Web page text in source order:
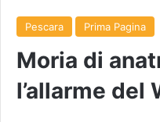
Pescara Prima Pagina
Moria di
l’allarme del